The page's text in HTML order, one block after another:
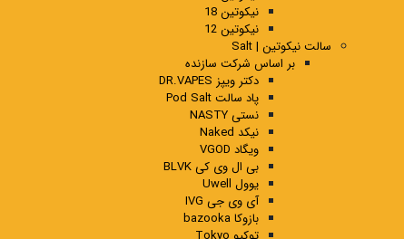
نیکوتین 18
نیکوتین 12
سالت نیکوتین | Salt
بر اساس شرکت سازنده
دکتر ویپز DR.VAPES
پاد سالت Pod Salt
نستی NASTY
نیکد Naked
ویگاد VGOD
بی ال وی کی BLVK
یوول Uwell
آی وی جی IVG
بازوکا bazooka